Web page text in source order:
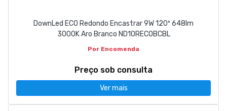
DownLed ECO Redondo Encastrar 9W 120º 648lm
3000K Aro Branco ND10RECOBCBL
Por Encomenda
Preço sob consulta
Ver mais